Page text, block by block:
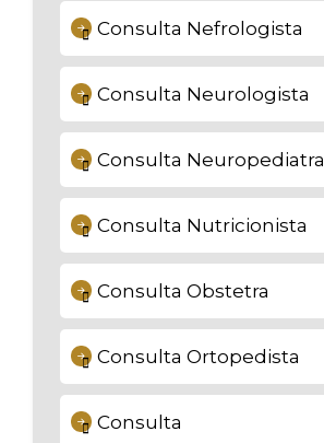
Consulta Nefrologista
Consulta Neurologista
Consulta Neuropediatra
Consulta Nutricionista
Consulta Obstetra
Consulta Ortopedista
Consulta